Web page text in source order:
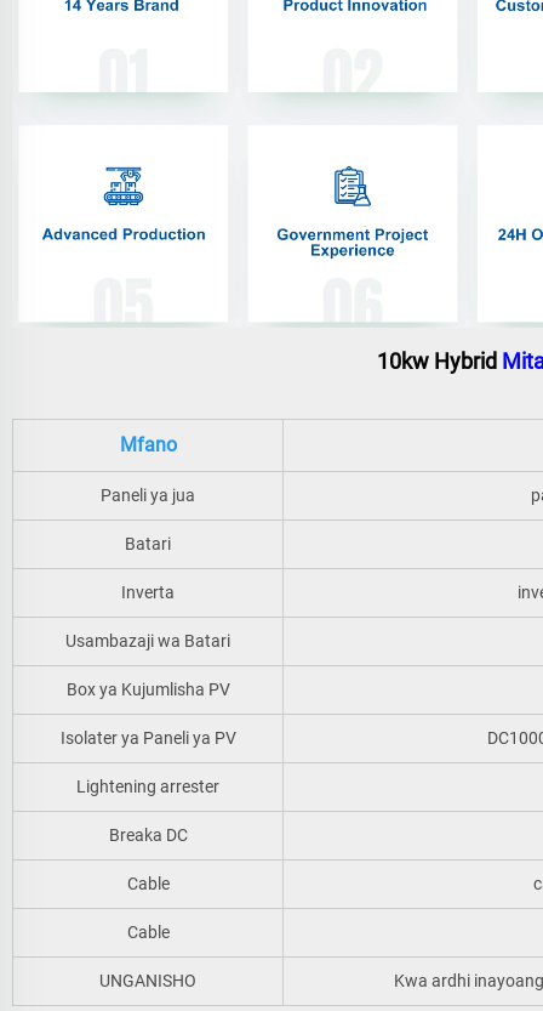
10kw Hybrid
Mfano
Paneli ya jua
Batari
Inverta
Usambazaji wa Batari
Box ya Kujumlisha PV
Isolater ya Paneli ya PV
Lightening arrester
Breaka DC
Cable
Cable
UNGANISHO Kwa ardhi